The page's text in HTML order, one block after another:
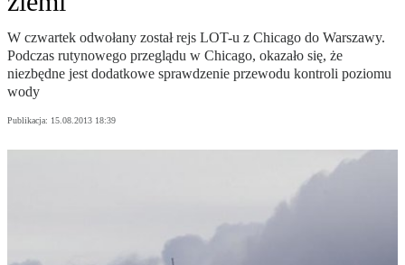
W czwartek odwołany został rejs LOT-u z Chicago do Warszawy.
Podczas rutynowego przeglądu w Chicago, okazało się, że
niezbędne jest dodatkowe sprawdzenie przewodu kontroli poziomu
wody
Publikacja: 15.08.2013 18:39